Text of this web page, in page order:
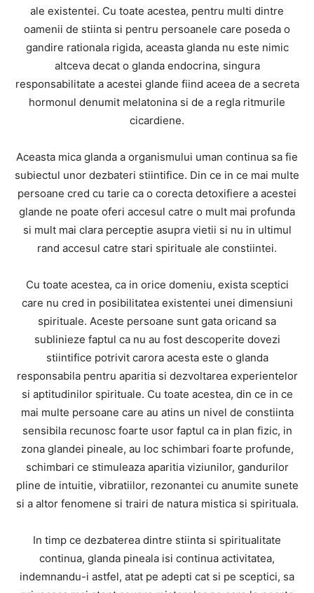
ale existentei. Cu toate acestea, pentru multi dintre
oamenii de stiinta si pentru persoanele care poseda o
gandire rationala rigida, aceasta glanda nu este nimic
altceva decat o glanda endocrina, singura
responsabilitate a acestei glande fiind aceea de a secreta
hormonul denumit melatonina si de a regla ritmurile
cicardiene.
Aceasta mica glanda a organismului uman continua sa fie
subiectul unor dezbateri stiintifice. Din ce in ce mai multe
persoane cred cu tarie ca o corecta detoxifiere a acestei
glande ne poate oferi accesul catre o mult mai profunda
si mult mai clara perceptie asupra vietii si nu in ultimul
rand accesul catre stari spirituale ale constiintei.
Cu toate acestea, ca in orice domeniu, exista sceptici
care nu cred in posibilitatea existentei unei dimensiuni
spirituale. Aceste persoane sunt gata oricand sa
sublinieze faptul ca nu au fost descoperite dovezi
stiintifice potrivit carora acesta este o glanda
responsabila pentru aparitia si dezvoltarea experientelor
si aptitudinilor spirituale. Cu toate acestea, din ce in ce
mai multe persoane care au atins un nivel de constiinta
sensibila recunosc foarte usor faptul ca in plan fizic, in
zona glandei pineale, au loc schimbari foarte profunde,
schimbari ce stimuleaza aparitia viziunilor, gandurilor
pline de intuitie, vibratiilor, rezonantei cu anumite sunete
si a altor fenomene si trairi de natura mistica si spirituala.
In timp ce dezbaterea dintre stiinta si spiritualitate
continua, glanda pineala isi continua activitatea,
indemnandu-i astfel, atat pe adepti cat si pe sceptici, sa